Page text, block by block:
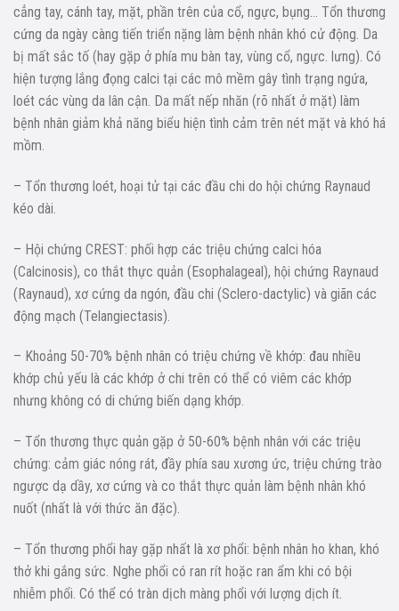
cẳng tay, cánh tay, mặt, phần trên của cổ, ngực, bụng… Tổn thương
cứng da ngày càng tiến triển nặng làm bệnh nhân khó cử động. Da
bị mất sắc tố (hay gặp ở phía mu bàn tay, vùng cổ, ngực. lưng). Có
hiện tượng lắng đọng calci tại các mô mềm gây tình trạng ngứa,
loét các vùng da lân cận. Da mất nếp nhăn (rõ nhất ở mặt) làm
bệnh nhân giảm khả năng biểu hiện tình cảm trên nét mặt và khó há
mồm.
– Tổn thương loét, hoại tử tại các đầu chi do hội chứng Raynaud
kéo dài.
– Hội chứng CREST: phối hợp các triệu chứng calci hóa
(Calcinosis), co thắt thực quản (Esophalageal), hội chứng Raynaud
(Raynaud), xơ cứng da ngón, đầu chi (Sclero-dactylic) và giãn các
động mạch (Telangiectasis).
– Khoảng 50-70% bệnh nhân có triệu chứng về khớp: đau nhiều
khớp chủ yếu là các khớp ở chi trên có thể có viêm các khớp
nhưng không có di chứng biến dạng khớp.
– Tổn thương thực quản gặp ở 50-60% bệnh nhân với các triệu
chứng: cảm giác nóng rát, đầy phía sau xương ức, triệu chứng trào
ngược dạ dầy, xơ cứng và co thắt thực quản làm bệnh nhân khó
nuốt (nhất là với thức ăn đặc).
– Tổn thương phổi hay gặp nhất là xơ phổi: bệnh nhân ho khan, khó
thở khi gắng sức. Nghe phổi có ran rít hoặc ran ẩm khi có bội
nhiễm phổi. Có thể có tràn dịch màng phổi với lượng dịch ít.